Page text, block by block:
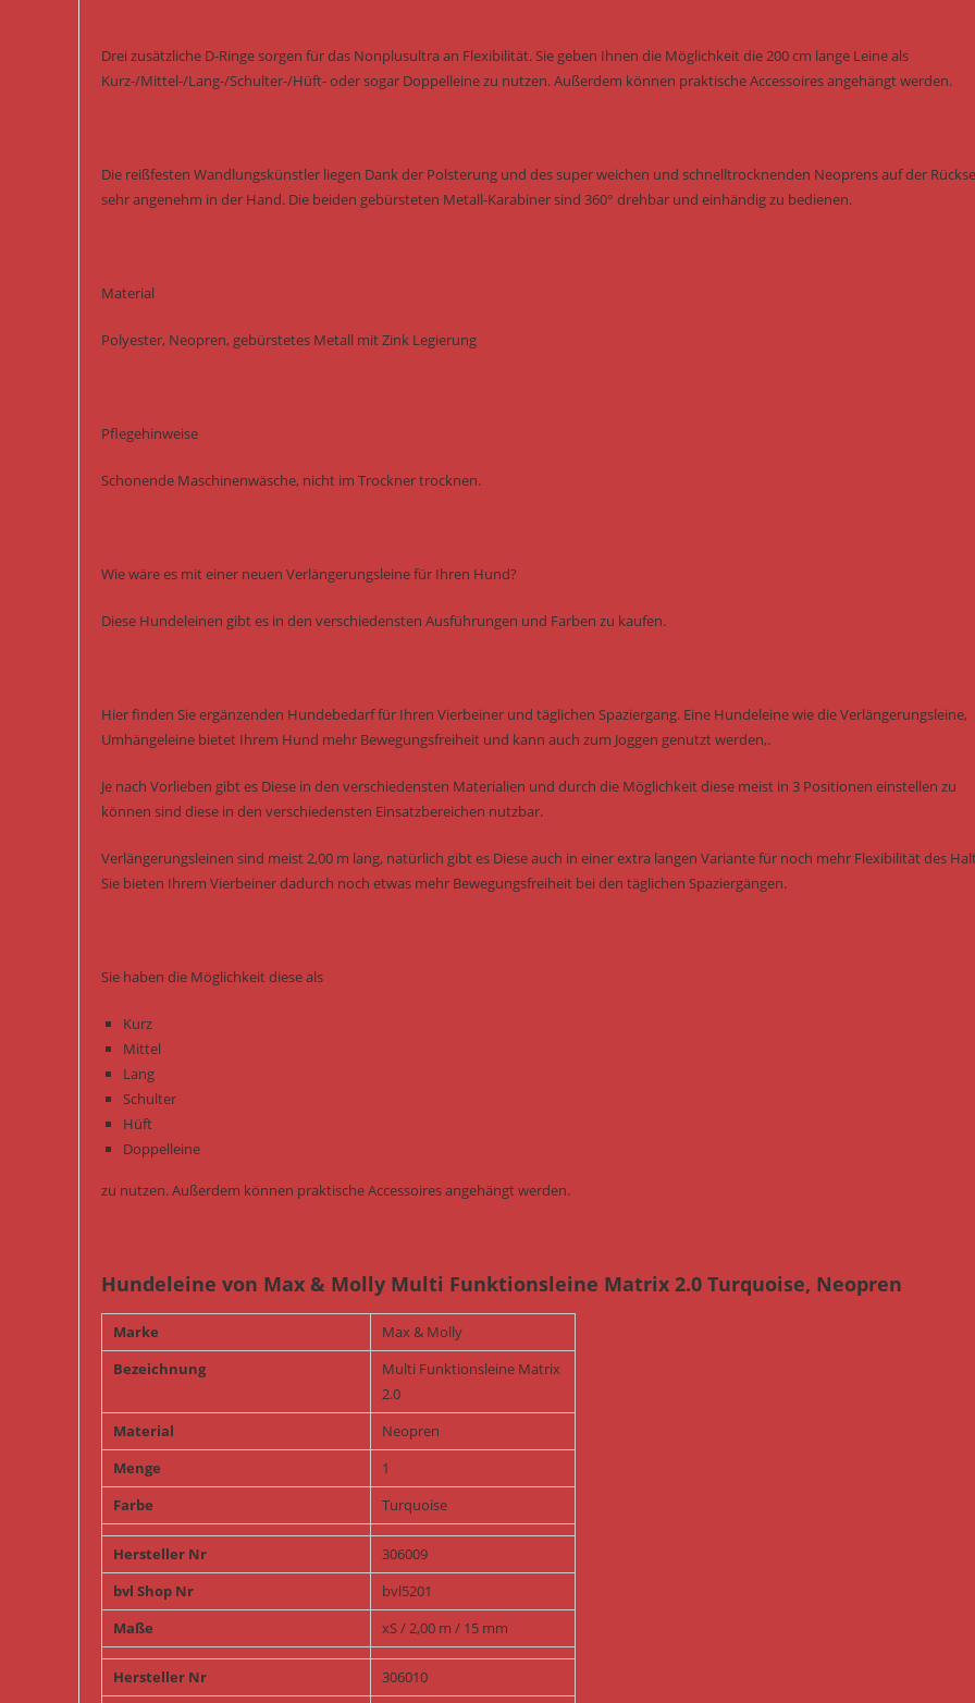
Drei zusätzliche D-Ringe sorgen für das Nonplusultra an Flexibilität. Sie geben Ihnen die Möglichkeit die 200 cm lange Leine als
Kurz-/Mittel-/Lang-/Schulter-/Hüft- oder sogar Doppelleine zu nutzen. Außerdem können praktische Accessoires angehängt werden.
Die reißfesten Wandlungskünstler liegen Dank der Polsterung und des super weichen und schnelltrocknenden Neoprens auf der
sehr angenehm in der Hand. Die beiden gebürsteten Metall-Karabiner sind 360° drehbar und einhändig zu bedienen.
Material
Polyester, Neopren, gebürstetes Metall mit Zink Legierung
Pflegehinweise
Schonende Maschinenwäsche, nicht im Trockner trocknen.
Wie wäre es mit einer neuen Verlängerungsleine für Ihren Hund?
Diese Hundeleinen gibt es in den verschiedensten Ausführungen und Farben zu kaufen.
Hier finden Sie ergänzenden Hundebedarf für Ihren Vierbeiner und täglichen Spaziergang. Eine Hundeleine wie die Verlängerungsleine,
Umhängeleine bietet Ihrem Hund mehr Bewegungsfreiheit und kann auch zum Joggen genutzt werden,.
Je nach Vorlieben gibt es Diese in den verschiedensten Materialien und durch die Möglichkeit diese meist in 3 Positionen einstellen zu
können sind diese in den verschiedensten Einsatzbereichen nutzbar.
Verlängerungsleinen sind meist 2,00 m lang, natürlich gibt es Diese auch in einer extra langen Variante für noch mehr Flexibilität des
Sie bieten Ihrem Vierbeiner dadurch noch etwas mehr Bewegungsfreiheit bei den täglichen Spaziergängen.
Sie haben die Möglichkeit diese als
Kurz
Mittel
Lang
Schulter
Hüft
Doppelleine
zu nutzen. Außerdem können praktische Accessoires angehängt werden.
Hundeleine von Max & Molly Multi Funktionsleine Matrix 2.0 Turquoise, Neopren
Marke
Max & Molly
Bezeichnung
Multi Funktionsleine Matrix
2.0
Material
Neopren
Menge
1
Farbe
Turquoise
Hersteller Nr
306009
bvl Shop Nr
bvl5201
Maße
xS / 2,00 m / 15 mm
Hersteller Nr
306010